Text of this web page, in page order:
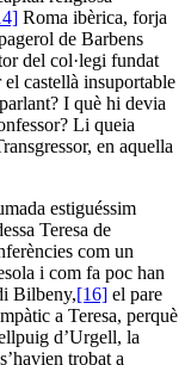
Roma ibèrica, forja
de Barbens
del col·legi fundat
castellà insuportable
I què hi devia
Li queia
en aquella
estiguéssim
Teresa de
com un
i com fa poc han
Bilbeny,[16] el pare
a Teresa, perquè
d’Urgell, la
trobat a